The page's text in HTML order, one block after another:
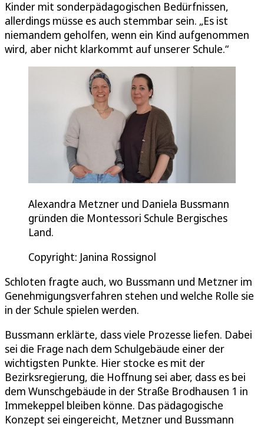
Kinder mit sonderpädagogischen Bedürfnissen,
allerdings müsse es auch stemmbar sein. „Es ist
niemandem geholfen, wenn ein Kind aufgenommen
wird, aber nicht klarkommt auf unserer Schule.“
Alexandra Metzner und Daniela Bussmann
gründen die Montessori Schule Bergisches
Land.
Copyright: Janina Rossignol
Schloten fragte auch, wo Bussmann und Metzner im
Genehmigungsverfahren stehen und welche Rolle sie
in der Schule spielen werden.
Bussmann erklärte, dass viele Prozesse liefen. Dabei
sei die Frage nach dem Schulgebäude einer der
wichtigsten Punkte. Hier stocke es mit der
Bezirksregierung, die Hoffnung sei aber, dass es bei
dem Wunschgebäude in der Straße Brodhausen 1 in
Immekeppel bleiben könne. Das pädagogische
Konzept sei eingereicht, Metzner und Bussmann